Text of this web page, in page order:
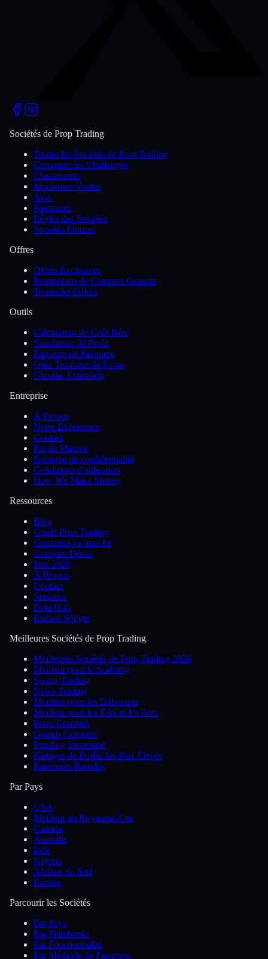
Sociétés de Prop Trading
Toutes les Sociétés de Prop Trading
Comparer les Challenges
Classements
Meilleures Ventes
Avis
Paiements
Règles des Sociétés
Sociétés Futures
Offres
Offres Exclusives
Promotions de Comptes Gratuits
Toutes les Offres
Outils
Calculateur de Coût Réel
Simulateur de Profit
Parcours de Paiement
Quiz Trouveur de Firms
Chrome Extension
Entreprise
À Propos
Notre Expérience
Contact
Kit de Marque
Politique de confidentialité
Conditions d'utilisation
How We Make Money
Ressources
Blog
Guide Prop Trading
Comment ça marche
Comptes Démo
Prix 2026
À Propos
Contact
Statistics
Data Hub
Embed Widget
Meilleures Sociétés de Prop Trading
Meilleures Sociétés de Prop Trading 2026
Meilleur pour le Scalping
Swing Trading
News Trading
Meilleur pour les Débutants
Meilleur pour les EAs et les Bots
Petits Comptes
Grands Comptes
Funding Instantané
Partages de Profits les Plus Élevés
Paiements Rapides
Par Pays
USA
Meilleur au Royaume-Uni
Canada
Australie
Inde
Nigeria
Afrique du Sud
Europe
Parcourir les Sociétés
Par Pays
Par Plateforme
Par Fonctionnalité
Par Méthode de Paiement